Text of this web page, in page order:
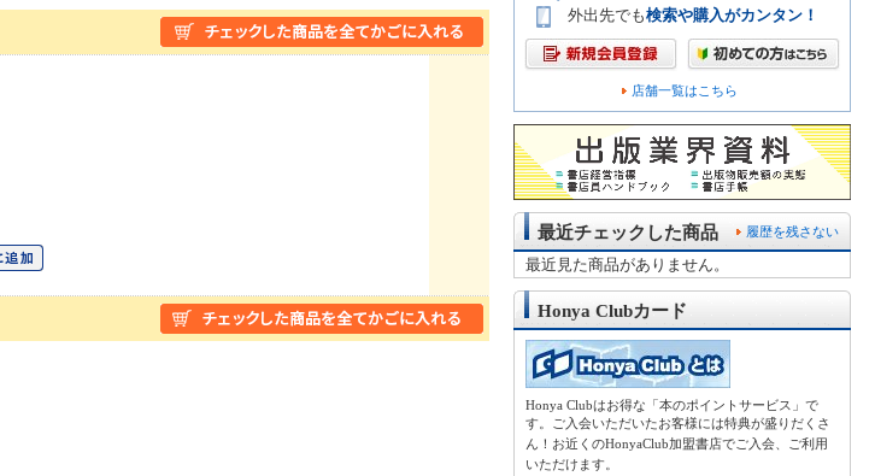
外出先でも検索や購入がカンタン！
店舗一覧はこちら
履歴を残さない
最近チェックした商品
最近見た商品がありません。
Honya Clubカード
Honya Clubはお得な「本のポイントサービス」で
す。ご入会いただいたお客様には特典が盛りだくさ
ん！お近くのHonyaClub加盟書店でご入会、ご利用
いただけます。